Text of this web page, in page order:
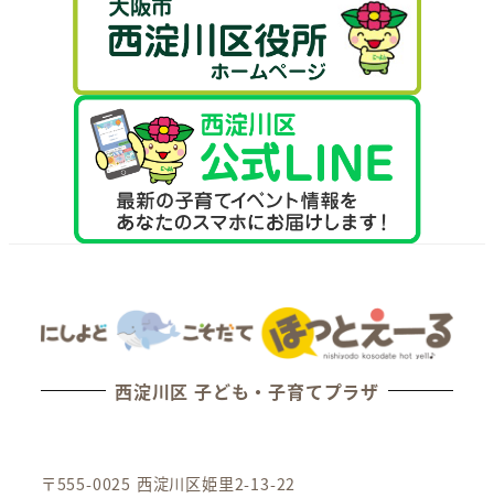
西淀川区 子ども・子育てプラザ
〒555-0025 西淀川区姫里2-13-22